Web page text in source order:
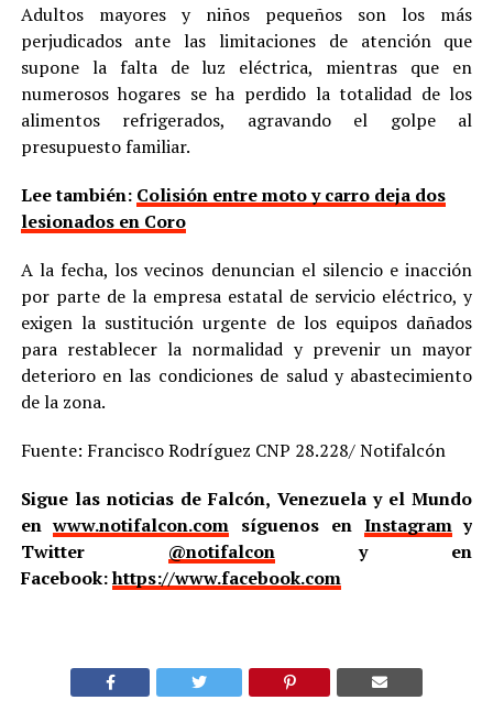
Adultos mayores y niños pequeños son los más
perjudicados ante las limitaciones de atención que
supone la falta de luz eléctrica, mientras que en
numerosos hogares se ha perdido la totalidad de los
alimentos refrigerados, agravando el golpe al
presupuesto familiar.
Lee también: Colisión entre moto y carro deja dos
lesionados en Coro
A la fecha, los vecinos denuncian el silencio e inacción
por parte de la empresa estatal de servicio eléctrico, y
exigen la sustitución urgente de los equipos dañados
para restablecer la normalidad y prevenir un mayor
deterioro en las condiciones de salud y abastecimiento
de la zona.
Fuente: Francisco Rodríguez CNP 28.228/ Notifalcón
Sigue las noticias de Falcón, Venezuela y el Mundo
enwww.notifalcon.com síguenos en Instagramy
Twitter @notifalcony en
Facebook:https://www.facebook.com